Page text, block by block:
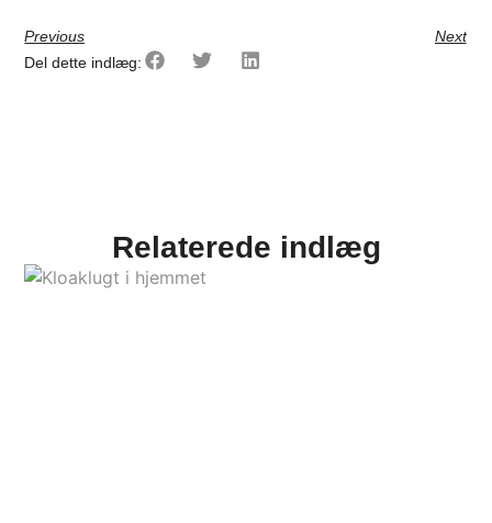
Previous
Next
Del dette indlæg:
Relaterede indlæg